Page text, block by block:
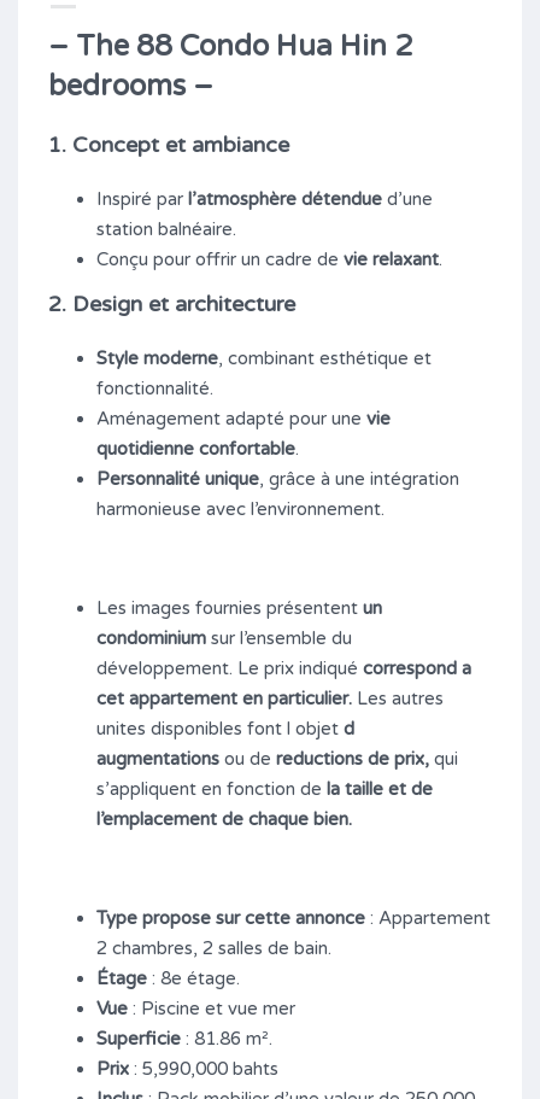
– The 88 Condo Hua Hin 2
bedrooms –
1. Concept et ambiance
Inspiré par l’atmosphère détendue d’une
station balnéaire.
Conçu pour offrir un cadre de vie relaxant.
2. Design et architecture
Style moderne, combinant esthétique et
fonctionnalité.
Aménagement adapté pour une vie
quotidienne confortable.
Personnalité unique, grâce à une intégration
harmonieuse avec l’environnement.
Les images fournies présentent un
condominium sur l’ensemble du
développement. Le prix indiqué correspond a
cet appartement en particulier. Les autres
unites disponibles font l objet d
augmentations ou de reductions de prix, qui
s’appliquent en fonction de la taille et de
l’emplacement de chaque bien.
Type propose sur cette annonce : Appartement
2 chambres, 2 salles de bain.
Étage : 8e étage.
Vue : Piscine et vue mer
Superficie : 81.86 m².
Prix : 5,990,000 bahts